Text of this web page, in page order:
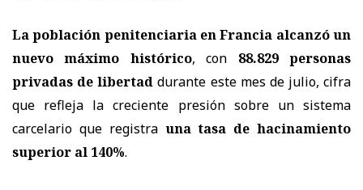
La población penitenciaria en Francia alcanzó un
nuevo máximo histórico, con 88.829 personas
privadas de libertad durante este mes de julio, cifra
que refleja la creciente presión sobre un sistema
carcelario que registra una tasa de hacinamiento
superior al 140%.